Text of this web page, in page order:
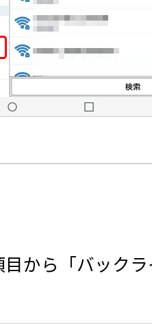
から「バック